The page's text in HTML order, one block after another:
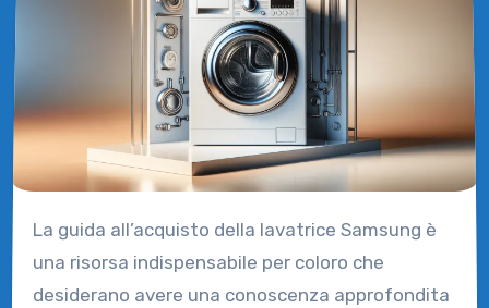
La guida all’acquisto della lavatrice Samsung è
una risorsa indispensabile per coloro che
desiderano avere una conoscenza approfondita